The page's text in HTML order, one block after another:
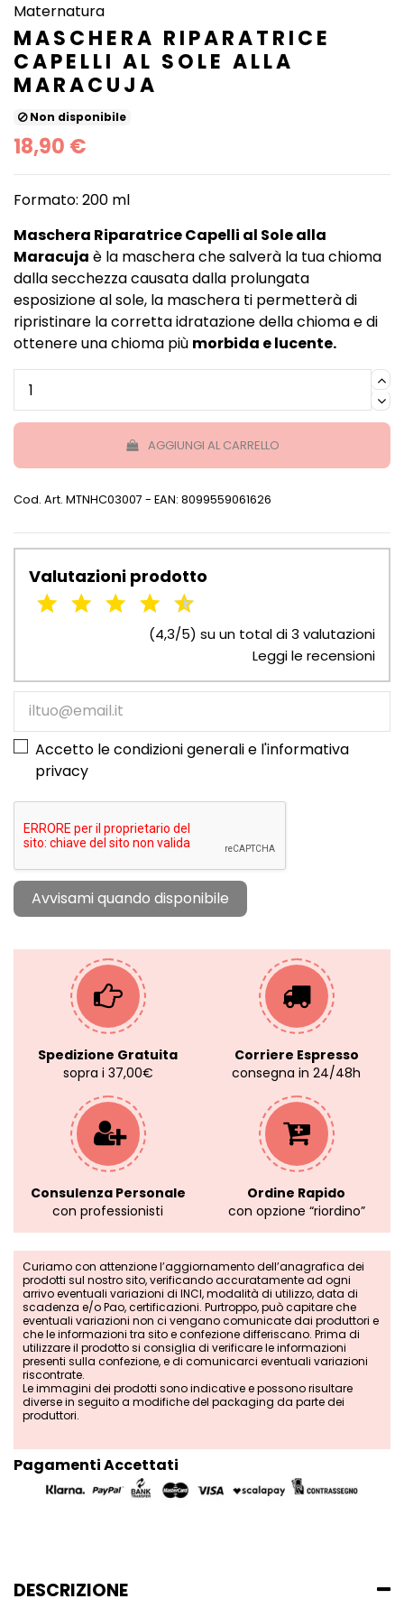
Maternatura
MASCHERA RIPARATRICE
CAPELLI AL SOLE ALLA
MARACUJA
Non disponibile
18,90 €
Formato: 200 ml
Maschera Riparatrice Capelli al Sole alla
Maracuja è la maschera che salverà la tua chioma
dalla secchezza causata dalla prolungata
esposizione al sole, la maschera ti permetterà di
ripristinare la corretta idratazione della chioma e di
ottenere una chioma più morbida e lucente.
AGGIUNGI AL CARRELLO
Cod. Art. MTNHC03007 - EAN: 8099559061626
Valutazioni prodotto
(4,3/5) su un total di 3 valutazioni
Leggi le recensioni
Accetto le condizioni generali e l'informativa
privacy
Spedizione Gratuita
sopra i 37,00€
Corriere Espresso
consegna in 24/48h
Consulenza Personale
con professionisti
Ordine Rapido
con opzione “riordino”
Curiamo con attenzione l’aggiornamento dell’anagrafica dei
prodotti sul nostro sito, verificando accuratamente ad ogni
arrivo eventuali variazioni di INCI, modalità di utilizzo, data di
scadenza e/o Pao, certificazioni. Purtroppo, può capitare che
eventuali variazioni non ci vengano comunicate dai produttori e
che le informazioni tra sito e confezione differiscano. Prima di
utilizzare il prodotto si consiglia di verificare le informazioni
presenti sulla confezione, e di comunicarci eventuali variazioni
riscontrate.
Le immagini dei prodotti sono indicative e possono risultare
diverse in seguito a modifiche del packaging da parte dei
produttori.
Pagamenti Accettati
DESCRIZIONE